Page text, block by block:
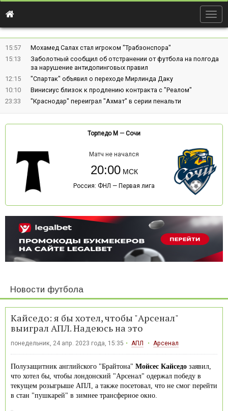
15:57
Мохамед Салах стал игроком "Трабзонспора"
15:13
Заболотный сообщил об отстранении от футбола на полгода
за нарушение антидопинговых правил
12:15
"Спартак" объявил о переходе Мирлинда Даку
10:10
Винисиус близок к продлению контракта с "Реалом"
23:33
"Краснодар" переиграл "Ахмат" в серии пенальти
Торпедо М — Сочи
Матч не начался
20:00
Россия: ФНЛ — Первая лига
Новости футбола
Кайседо: я бы хотел, чтобы "Арсенал"
выиграл АПЛ. Надеюсь на это
понедельник, 24 апр. 2023 года, 15:35 АПЛ Арсенал
Полузащитник английского "Брайтона" Мойсес Кайседо заявил,
что хотел бы, чтобы лондонский "Арсенал" одержал победу в
текущем розыгрыше АПЛ, а также посетовал, что не смог перейти
в стан "пушкарей" в зимнее трансферное окно.